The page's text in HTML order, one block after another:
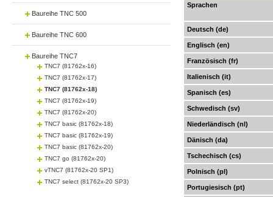
Baureihe TNC 500
Baureihe TNC 600
Baureihe TNC7
TNC7 (81762x-16)
TNC7 (81762x-17)
TNC7 (81762x-18)
TNC7 (81762x-19)
TNC7 (81762x-20)
TNC7 basic (81762x-18)
TNC7 basic (81762x-19)
TNC7 basic (81762x-20)
TNC7 go (81762x-20)
vTNC7 (81762x-20 SP1)
TNC7 select (81762x-20 SP3)
Sprachen
Deutsch (de)
Englisch (en)
Französisch (fr)
Italienisch (it)
Spanisch (es)
Schwedisch (sv)
Niederländisch (nl)
Dänisch (da)
Tschechisch (cs)
Polnisch (pl)
Portugiesisch (pt)